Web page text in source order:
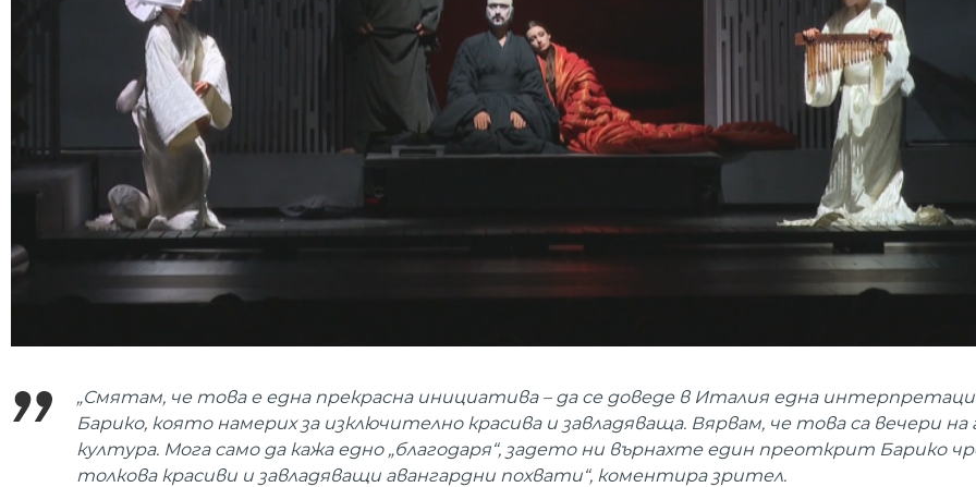
„Смятам, че това е една прекрасна инициатива – да се доведе в Италия една
Барико, която намерих за изключително красива и завладяваща. Вярвам, че това са вечери на
култура. Мога само да кажа едно „благодаря“, задето ни върнахте един преоткрит Барико
толкова красиви и завладяващи авангардни похвати“, коментира зрител.